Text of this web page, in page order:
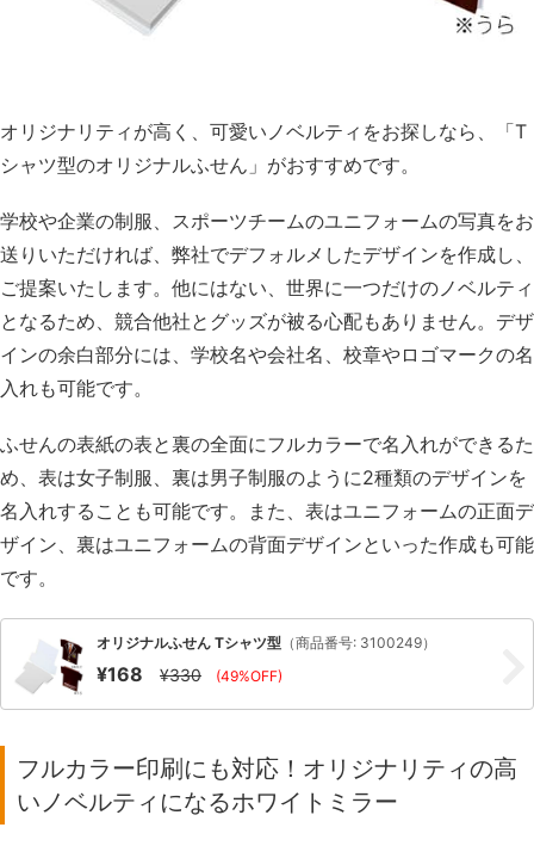
オリジナリティが高く、可愛いノベルティをお探しなら、「T
シャツ型のオリジナルふせん」がおすすめです。
学校や企業の制服、スポーツチームのユニフォームの写真をお
送りいただければ、弊社でデフォルメしたデザインを作成し、
ご提案いたします。他にはない、世界に一つだけのノベルティ
となるため、競合他社とグッズが被る心配もありません。デザ
インの余白部分には、学校名や会社名、校章やロゴマークの名
入れも可能です。
ふせんの表紙の表と裏の全面にフルカラーで名入れができるた
め、表は女子制服、裏は男子制服のように2種類のデザインを
名入れすることも可能です。また、表はユニフォームの正面デ
ザイン、裏はユニフォームの背面デザインといった作成も可能
です。
オリジナルふせん Tシャツ型 （商品番号: 3100249）
¥168 ¥330 (49%OFF)
フルカラー印刷にも対応！オリジナリティの高
いノベルティになるホワイトミラー